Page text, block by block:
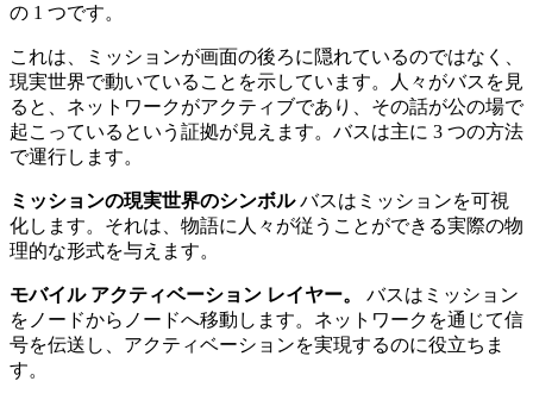
の 1 つです。
これは、ミッションが画面の後ろに隠れているのではなく、
現実世界で動いていることを示しています。人々がバスを見
ると、ネットワークがアクティブであり、その話が公の場で
起こっているという証拠が見えます。バスは主に 3 つの方法
で運行します。
ミッションの現実世界のシンボルバスはミッションを可視
化します。それは、物語に人々が従うことができる実際の物
理的な形式を与えます。
モバイル アクティベーション レイヤー。
バスはミッション
をノードからノードへ移動します。ネットワークを通じて信
号を伝送し、アクティベーションを実現するのに役立ちま
す。